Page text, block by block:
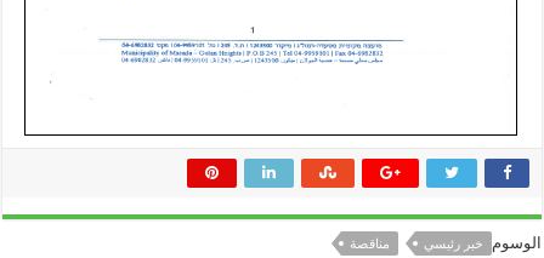
الوسوم خبر رئيسي مناقصة